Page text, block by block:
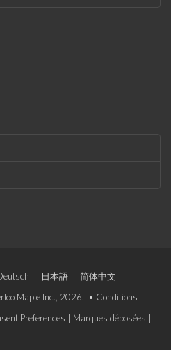
日本語
简体中文
Maple Inc., 2026. • Conditions
Preferences Marques déposées